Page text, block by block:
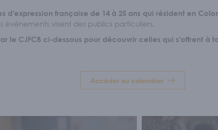
Offres d'emploi
d'expression française de 14 à 25 ans qui résident en
événements visent des publics particuliers.
le CJFCB ci-dessous pour découvrir celles qui s'offrent à
Accéder au calendrier